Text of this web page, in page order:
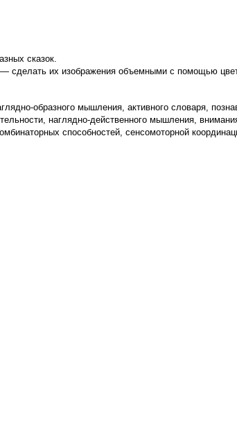
сказок.
сделать их изображения объемными с помощью
образного мышления, активного словаря,
наглядно-действенного мышления,
способностей, сенсомоторной